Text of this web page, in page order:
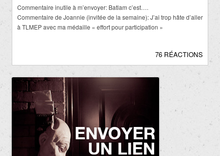
Commentaire inutile à m’envoyer: Batlam c’est….
Commentaire de Joannie (invitée de la semaine): J’ai trop hâte d’aller
à TLMEP avec ma médaille « effort pour participation »
76 RÉACTIONS